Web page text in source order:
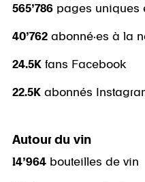
565’786 pages uniques
40’762 abonné·es à la
24.5K fans Facebook
22.5K abonnés
Autour du vin
14’964 bouteilles de vin